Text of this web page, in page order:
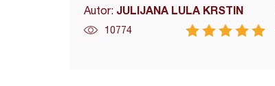
Autor: JULIJANA LULA KRSTIN
10774